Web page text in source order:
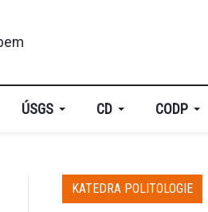
ÚSGS CD CODP
KATEDRA POLITOLOGIE